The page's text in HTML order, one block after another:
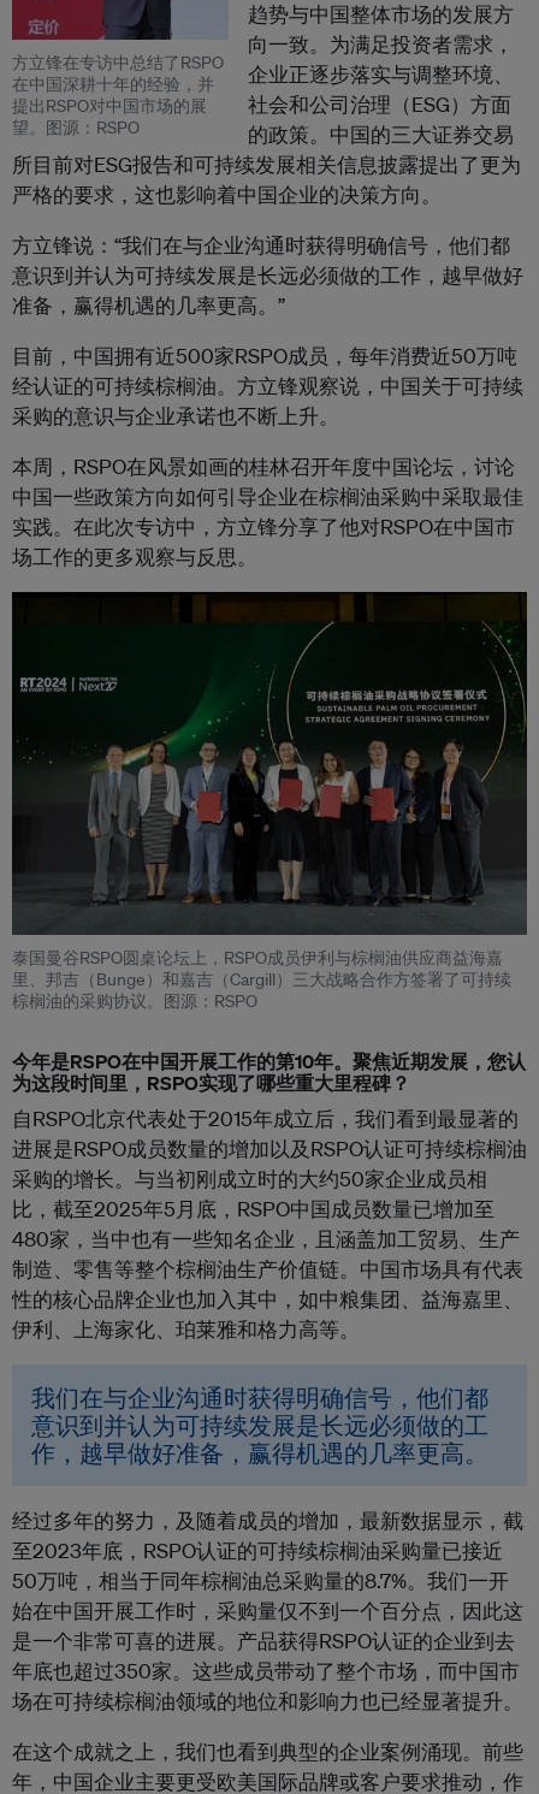
方立锋在专访中总结了RSPO
在中国深耕十年的经验，并
提出RSPO对中国市场的展
望。图源：RSPO
趋势与中国整体市场的发展方
向一致。为满足投资者需求，
企业正逐步落实与调整环境、
社会和公司治理（ESG）方面
的政策。中国的三大证券交易
所目前对ESG报告和可持续发展相关信息披露提出了更为
严格的要求，这也影响着中国企业的决策方向。
方立锋说：“我们在与企业沟通时获得明确信号，他们都
意识到并认为可持续发展是长远必须做的工作，越早做好
准备，赢得机遇的几率更高。”
目前，中国拥有近500家RSPO成员，每年消费近50万吨
经认证的可持续棕榈油。方立锋观察说，中国关于可持续
采购的意识与企业承诺也不断上升。
本周，RSPO在风景如画的桂林召开年度中国论坛，讨论
中国一些政策方向如何引导企业在棕榈油采购中采取最佳
实践。在此次专访中，方立锋分享了他对RSPO在中国市
场工作的更多观察与反思。
泰国曼谷RSPO圆桌论坛上，RSPO成员伊利与棕榈油供应商益海嘉
里、邦吉（Bunge）和嘉吉（Cargill）三大战略合作方签署了可持续
棕榈油的采购协议。图源：RSPO
今年是RSPO在中国开展工作的第10年。聚焦近期发展，您认
为这段时间里，RSPO实现了哪些重大里程碑？
自RSPO北京代表处于2015年成立后，我们看到最显著的
进展是RSPO成员数量的增加以及RSPO认证可持续棕榈油
采购的增长。与当初刚成立时的大约50家企业成员相
比，截至2025年5月底，RSPO中国成员数量已增加至
480家，当中也有一些知名企业，且涵盖加工贸易、生产
制造、零售等整个棕榈油生产价值链。中国市场具有代表
性的核心品牌企业也加入其中，如中粮集团、益海嘉里、
伊利、上海家化、珀莱雅和格力高等。
我们在与企业沟通时获得明确信号，他们都
意识到并认为可持续发展是长远必须做的工
作，越早做好准备，赢得机遇的几率更高。
经过多年的努力，及随着成员的增加，最新数据显示，截
至2023年底，RSPO认证的可持续棕榈油采购量已接近
50万吨，相当于同年棕榈油总采购量的8.7%。我们一开
始在中国开展工作时，采购量仅不到一个百分点，因此这
是一个非常可喜的进展。产品获得RSPO认证的企业到去
年底也超过350家。这些成员带动了整个市场，而中国市
场在可持续棕榈油领域的地位和影响力也已经显著提升。
在这个成就之上，我们也看到典型的企业案例涌现。前些
年，中国企业主要更受欧美国际品牌或客户要求推动，作